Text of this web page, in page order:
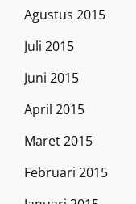
Agustus 2015
Juli 2015
Juni 2015
April 2015
Maret 2015
Februari 2015